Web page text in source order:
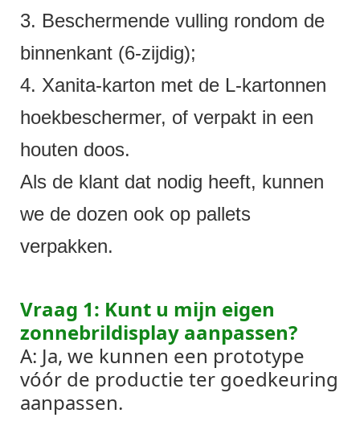
3. Beschermende vulling rondom de
binnenkant (6-zijdig);
4. Xanita-karton met de L-kartonnen
hoekbeschermer, of verpakt in een
houten doos.
Als de klant dat nodig heeft, kunnen
we de dozen ook op pallets
verpakken.
Vraag 1: Kunt u mijn eigen
zonnebrildisplay aanpassen?
A: Ja, we kunnen een prototype
vóór de productie ter goedkeuring
aanpassen.